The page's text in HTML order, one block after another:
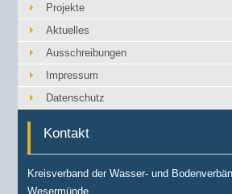
Projekte
Aktuelles
Ausschreibungen
Impressum
Datenschutz
Kontakt
Kreisverband der Wasser- und
Wesermünde